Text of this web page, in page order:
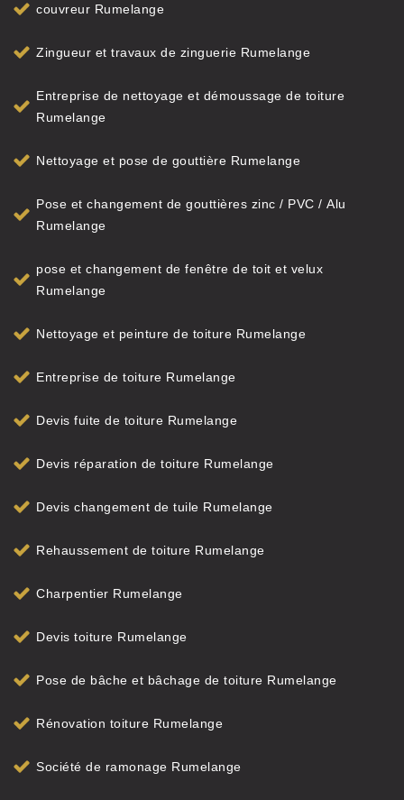
couvreur Rumelange
Zingueur et travaux de zinguerie Rumelange
Entreprise de nettoyage et démoussage de toiture
Rumelange
Nettoyage et pose de gouttière Rumelange
Pose et changement de gouttières zinc / PVC / Alu
Rumelange
pose et changement de fenêtre de toit et velux
Rumelange
Nettoyage et peinture de toiture Rumelange
Entreprise de toiture Rumelange
Devis fuite de toiture Rumelange
Devis réparation de toiture Rumelange
Devis changement de tuile Rumelange
Rehaussement de toiture Rumelange
Charpentier Rumelange
Devis toiture Rumelange
Pose de bâche et bâchage de toiture Rumelange
Rénovation toiture Rumelange
Société de ramonage Rumelange